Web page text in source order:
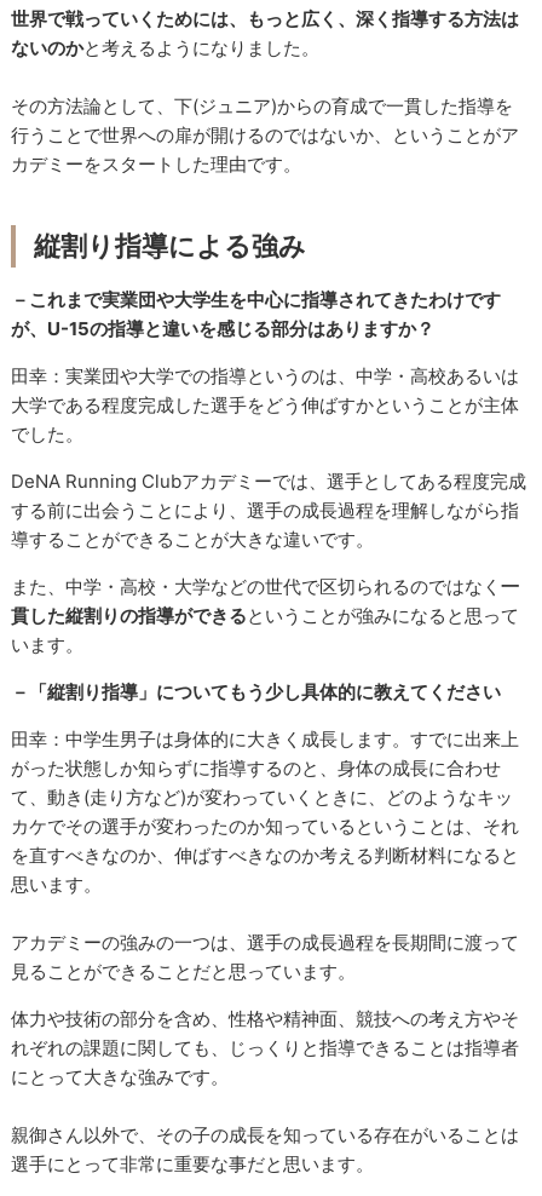
世界で戦っていくためには、もっと広く、深く指導する方法は
ないのかと考えるようになりました。
その方法論として、下(ジュニア)からの育成で一貫した指導を
行うことで世界への扉が開けるのではないか、ということがア
カデミーをスタートした理由です。
縦割り指導による強み
－これまで実業団や大学生を中心に指導されてきたわけです
が、U-15の指導と違いを感じる部分はありますか？
田幸：実業団や大学での指導というのは、中学・高校あるいは
大学である程度完成した選手をどう伸ばすかということが主体
でした。
DeNA Running Clubアカデミーでは、選手としてある程度完成
する前に出会うことにより、選手の成長過程を理解しながら指
導することができることが大きな違いです。
また、中学・高校・大学などの世代で区切られるのではなく一
貫した縦割りの指導ができるということが強みになると思って
います。
－「縦割り指導」についてもう少し具体的に教えてください
田幸：中学生男子は身体的に大きく成長します。すでに出来上
がった状態しか知らずに指導するのと、身体の成長に合わせ
て、動き(走り方など)が変わっていくときに、どのようなキッ
カケでその選手が変わったのか知っているということは、それ
を直すべきなのか、伸ばすべきなのか考える判断材料になると
思います。
アカデミーの強みの一つは、選手の成長過程を長期間に渡って
見ることができることだと思っています。
体力や技術の部分を含め、性格や精神面、競技への考え方やそ
れぞれの課題に関しても、じっくりと指導できることは指導者
にとって大きな強みです。
親御さん以外で、その子の成長を知っている存在がいることは
選手にとって非常に重要な事だと思います。